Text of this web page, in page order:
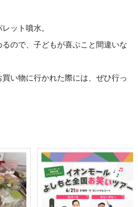
ット噴水。
ので、子どもが喜ぶこと間違いな
い物に行かれた際には、ぜひ行っ